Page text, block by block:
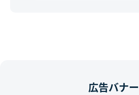
広告バナー